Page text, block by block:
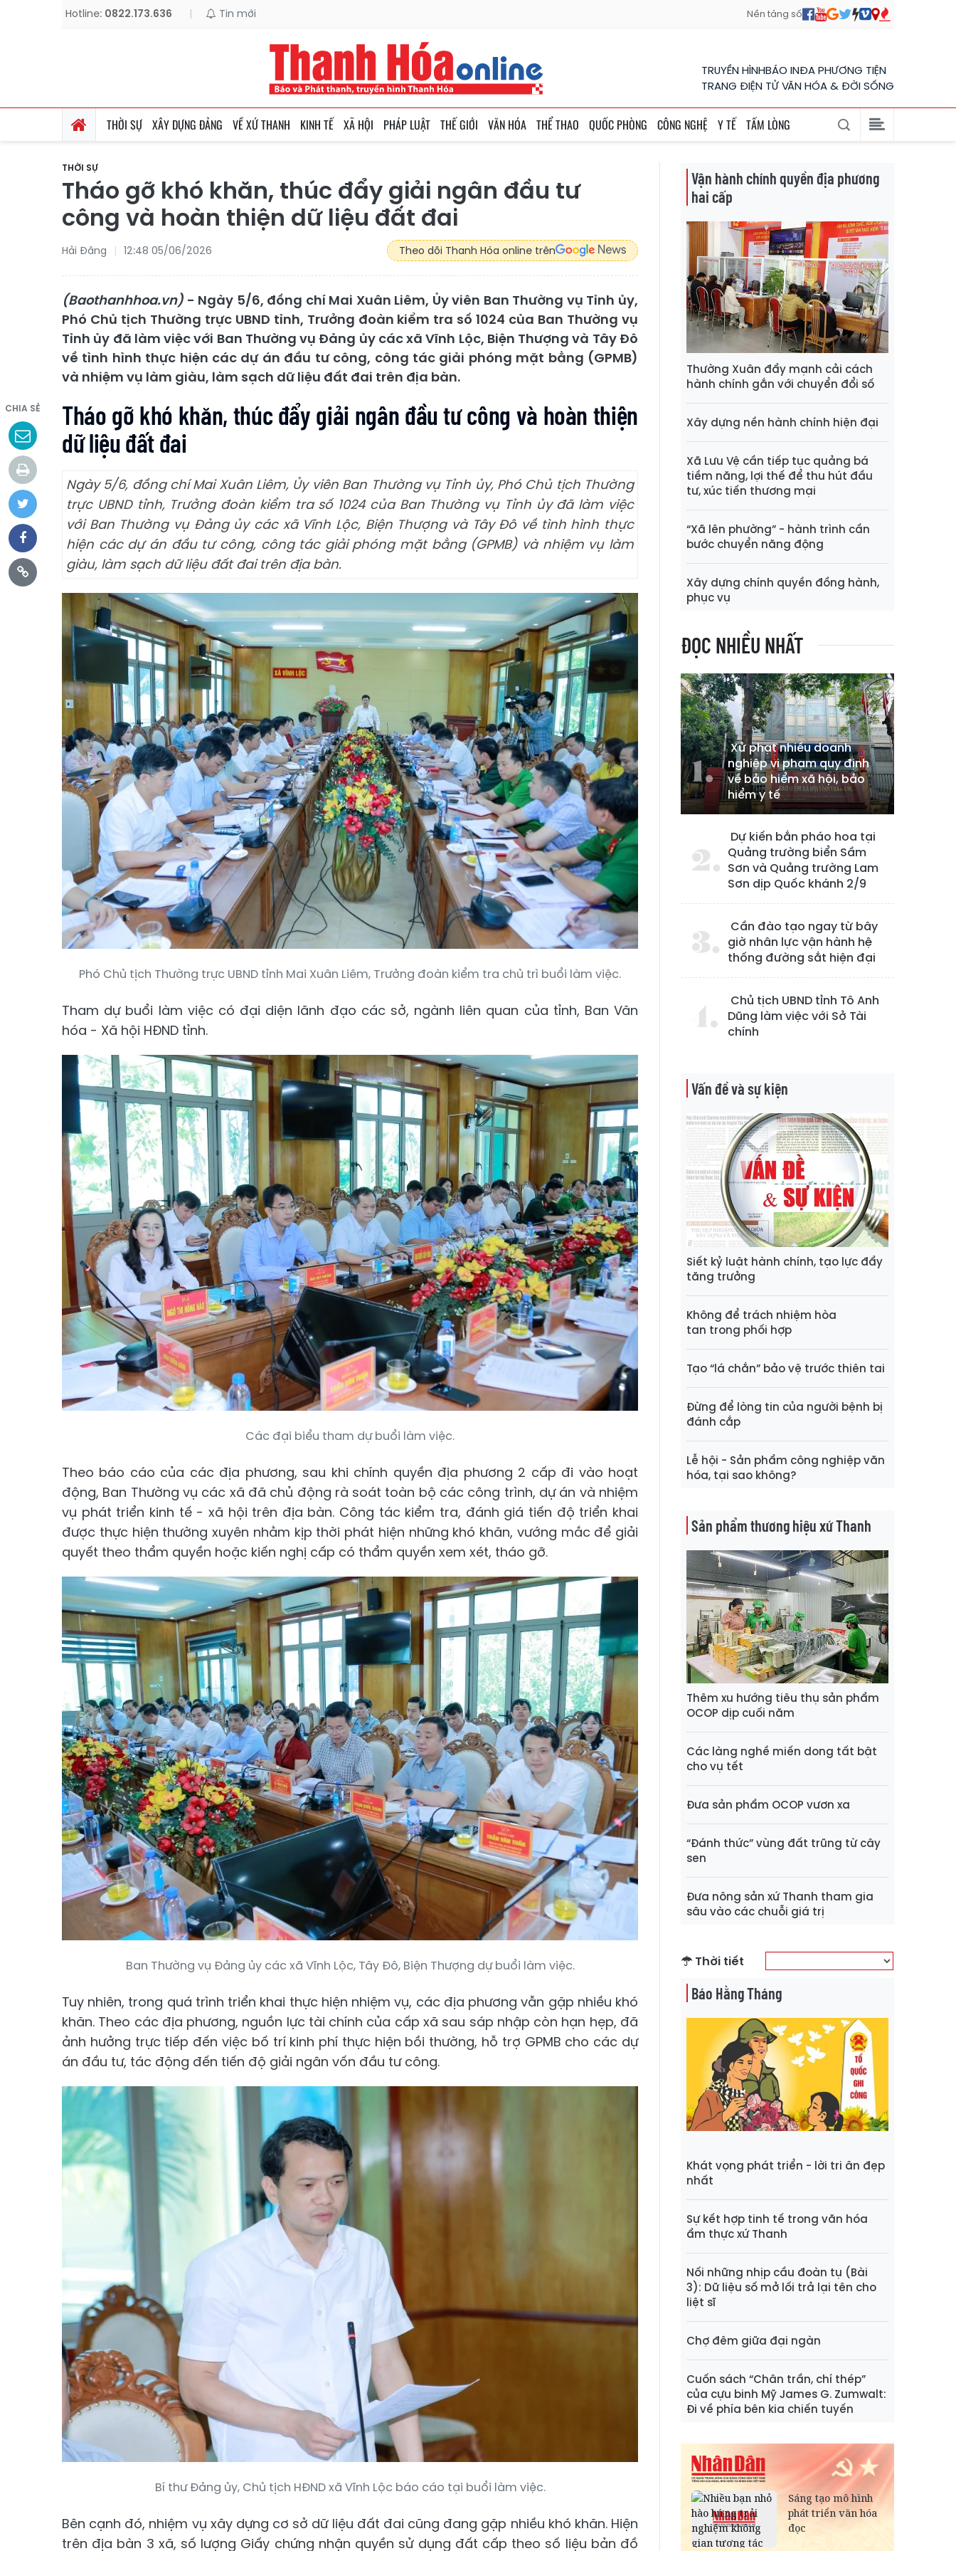
Hotline: 0822.173.636 | Tin mới Nền tảng số
TRUYỀN HÌNHBÁO INĐA PHƯƠNG TIỆN
TRANG ĐIỆN TỬ VĂN HÓA & ĐỜI SỐNG
THỜI SỰ XÂY DỰNG ĐẢNG VỀ XỨ THANH KINH TẾ XÃ HỘI PHÁP LUẬT THẾ GIỚI VĂN HÓA THỂ THAO QUỐC PHÒNG CÔNG NGHỆ Y TẾ TẤM LÒNG
THỜI SỰ
Tháo gỡ khó khăn, thúc đẩy giải ngân đầu tư
công và hoàn thiện dữ liệu đất đai
Hải Đăng 12:48 05/06/2026 Theo dõi Thanh Hóa online trên
(Baothanhhoa.vn) - Ngày 5/6, đồng chí Mai Xuân Liêm, Ủy viên Ban Thường vụ Tỉnh ủy,
Phó Chủ tịch Thường trực UBND tỉnh, Trưởng đoàn kiểm tra số 1024 của Ban Thường vụ
Tỉnh ủy đã làm việc với Ban Thường vụ Đảng ủy các xã Vĩnh Lộc, Biện Thượng và Tây Đô
về tình hình thực hiện các dự án đầu tư công, công tác giải phóng mặt bằng (GPMB)
và nhiệm vụ làm giàu, làm sạch dữ liệu đất đai trên địa bàn.
CHIA SẺ
Tháo gỡ khó khăn, thúc đẩy giải ngân đầu tư công và hoàn thiện
dữ liệu đất đai
Ngày 5/6, đồng chí Mai Xuân Liêm, Ủy viên Ban Thường vụ Tỉnh ủy, Phó Chủ tịch Thường
trực UBND tỉnh, Trưởng đoàn kiểm tra số 1024 của Ban Thường vụ Tỉnh ủy đã làm việc
với Ban Thường vụ Đảng ủy các xã Vĩnh Lộc, Biện Thượng và Tây Đô về tình hình thực
hiện các dự án đầu tư công, công tác giải phóng mặt bằng (GPMB) và nhiệm vụ làm
giàu, làm sạch dữ liệu đất đai trên địa bàn.
Phó Chủ tịch Thường trực UBND tỉnh Mai Xuân Liêm, Trưởng đoàn kiểm tra chủ trì buổi làm việc.
Tham dự buổi làm việc có đại diện lãnh đạo các sở, ngành liên quan của tỉnh, Ban Văn
hóa - Xã hội HĐND tỉnh.
Các đại biểu tham dự buổi làm việc.
Theo báo cáo của các địa phương, sau khi chính quyền địa phương 2 cấp đi vào hoạt
động, Ban Thường vụ các xã đã chủ động rà soát toàn bộ các công trình, dự án và nhiệm
vụ phát triển kinh tế - xã hội trên địa bàn. Công tác kiểm tra, đánh giá tiến độ triển khai
được thực hiện thường xuyên nhằm kịp thời phát hiện những khó khăn, vướng mắc để giải
quyết theo thẩm quyền hoặc kiến nghị cấp có thẩm quyền xem xét, tháo gỡ.
Ban Thường vụ Đảng ủy các xã Vĩnh Lộc, Tây Đô, Biện Thượng dự buổi làm việc.
Tuy nhiên, trong quá trình triển khai thực hiện nhiệm vụ, các địa phương vẫn gặp nhiều khó
khăn. Theo các địa phương, nguồn lực tài chính của cấp xã sau sáp nhập còn hạn hẹp, đã
ảnh hưởng trực tiếp đến việc bố trí kinh phí thực hiện bồi thường, hỗ trợ GPMB cho các dự
án đầu tư, tác động đến tiến độ giải ngân vốn đầu tư công.
Bí thư Đảng ủy, Chủ tịch HĐND xã Vĩnh Lộc báo cáo tại buổi làm việc.
Bên cạnh đó, nhiệm vụ xây dựng cơ sở dữ liệu đất đai cũng đang gặp nhiều khó khăn. Hiện
trên địa bàn 3 xã, số lượng Giấy chứng nhận quyền sử dụng đất cấp theo số liệu bản đồ
Vận hành chính quyền địa phương
hai cấp
Thường Xuân đẩy mạnh cải cách
hành chính gắn với chuyển đổi số
Xây dựng nền hành chính hiện đại
Xã Lưu Vệ cần tiếp tục quảng bá
tiềm năng, lợi thế để thu hút đầu
tư, xúc tiến thương mại
“Xã lên phường” - hành trình cần
bước chuyển năng động
Xây dựng chính quyền đồng hành,
phục vụ
ĐỌC NHIỀU NHẤT
Xử phạt nhiều doanh
nghiệp vi phạm quy định
về bảo hiểm xã hội, bảo
hiểm y tế
Dự kiến bắn pháo hoa tại
Quảng trường biển Sầm
Sơn và Quảng trường Lam
Sơn dịp Quốc khánh 2/9
Cần đào tạo ngay từ bây
giờ nhân lực vận hành hệ
thống đường sắt hiện đại
Chủ tịch UBND tỉnh Tô Anh
Dũng làm việc với Sở Tài
chính
Vấn đề và sự kiện
Siết kỷ luật hành chính, tạo lực đẩy
tăng trưởng
Không để trách nhiệm hòa
tan trong phối hợp
Tạo “lá chắn” bảo vệ trước thiên tai
Đừng để lòng tin của người bệnh bị
đánh cắp
Lễ hội - Sản phẩm công nghiệp văn
hóa, tại sao không?
Sản phẩm thương hiệu xứ Thanh
Thêm xu hướng tiêu thụ sản phẩm
OCOP dịp cuối năm
Các làng nghề miến dong tất bật
cho vụ tết
Đưa sản phẩm OCOP vươn xa
“Đánh thức” vùng đất trũng từ cây
sen
Đưa nông sản xứ Thanh tham gia
sâu vào các chuỗi giá trị
Thời tiết
Báo Hằng Tháng
Khát vọng phát triển - lời tri ân đẹp
nhất
Sự kết hợp tinh tế trong văn hóa
ẩm thực xứ Thanh
Nối những nhịp cầu đoàn tụ (Bài
3): Dữ liệu số mở lối trả lại tên cho
liệt sĩ
Chợ đêm giữa đại ngàn
Cuốn sách “Chân trần, chí thép”
của cựu binh Mỹ James G. Zumwalt:
Đi về phía bên kia chiến tuyến